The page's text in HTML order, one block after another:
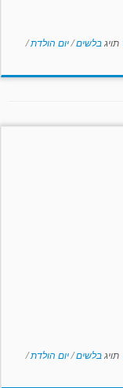
תויגבלשים/יום הולדת/
תויגבלשים/יום הולדת/